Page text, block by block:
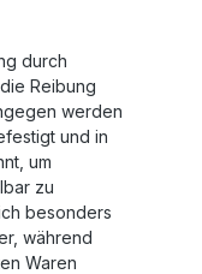
durch
Reibung
werden
und in
um
zu
besonders
während
Waren